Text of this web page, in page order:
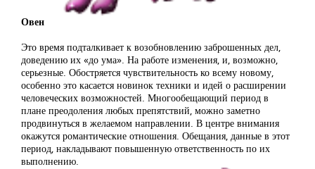
Овен
Это время подталкивает к возобновлению заброшенных дел,
доведению их «до ума». На работе изменения, и, возможно,
серьезные. Обостряется чувствительность ко всему новому,
особенно это касается новинок техники и идей о расширении
человеческих возможностей. Многообещающий период в
плане преодоления любых препятствий, можно заметно
продвинуться в желаемом направлении. В центре внимания
окажутся романтические отношения. Обещания, данные в этот
период, накладывают повышенную ответственность по их
выполнению.